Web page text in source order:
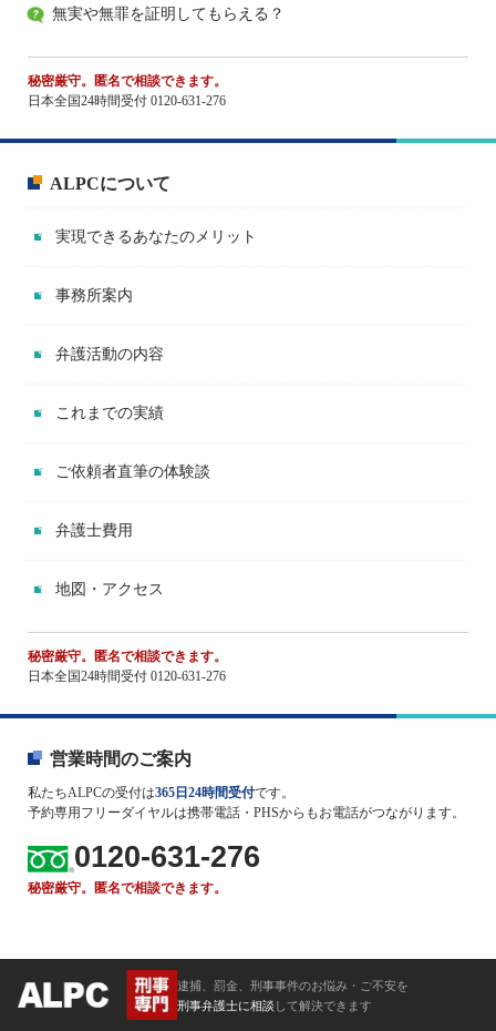
無実や無罪を証明してもらえる？
秘密厳守。匿名で相談できます。
日本全国24時間受付 0120-631-276
ALPCについて
実現できるあなたのメリット
事務所案内
弁護活動の内容
これまでの実績
ご依頼者直筆の体験談
弁護士費用
地図・アクセス
秘密厳守。匿名で相談できます。
日本全国24時間受付 0120-631-276
営業時間のご案内
私たちALPCの受付は365日24時間受付です。
予約専用フリーダイヤルは携帯電話・PHSからもお電話がつながります。
0120-631-276
秘密厳守。匿名で相談できます。
逮捕、罰金、刑事事件のお悩み・ご不安を
刑事弁護士に相談して解決できます